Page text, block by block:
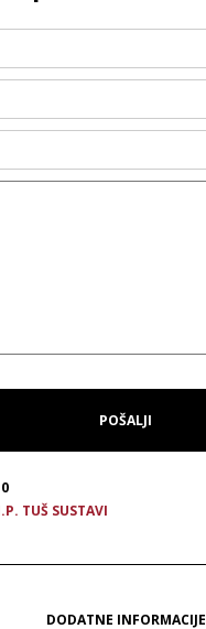
TUŠ SUSTAVI
DODATNE INFORMACIJE